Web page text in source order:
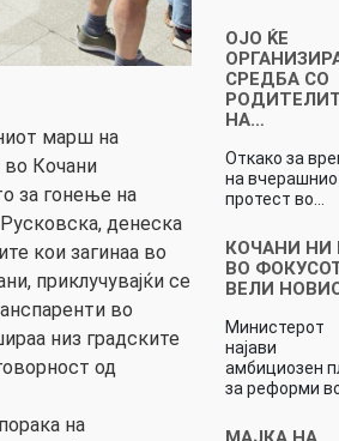
марш на
во Кочани
за гонење на
денеска
кои загинаа во
приклучувајќи се
во
низ градските
од
на
ОЈО ЌЕ
СРЕДБА СО
НА…
Откако за
на
протест во…
КОЧАНИ НИ
ВО
ВЕЛИ
Министерот
најави
амбициозен
за реформи